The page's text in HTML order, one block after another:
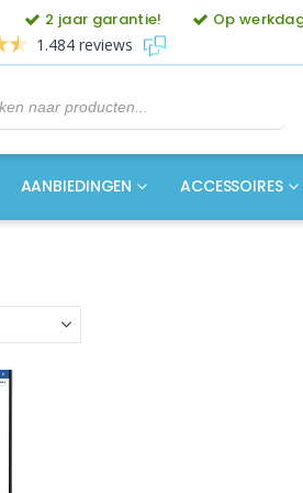
2 jaar garantie!
Op
1.484 reviews
AANBIEDINGEN ACCESSOIRES